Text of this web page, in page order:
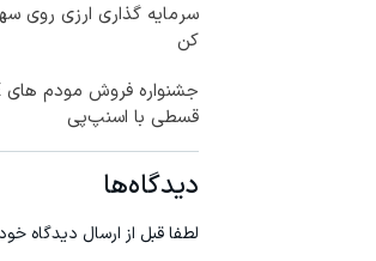
سرمایه گذاری ارزی روی
کن
قسطی با اسنپ‌پی
دیدگاه‌ها
لطفا قبل از ارسال دیدگاه